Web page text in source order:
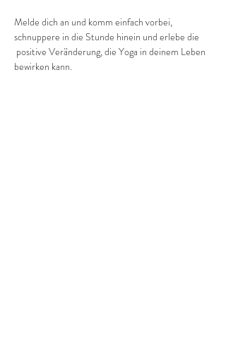
Melde dich an und komm einfach vorbei,
schnuppere in die Stunde hinein und erlebe die
positive Veränderung, die Yoga in deinem Leben
bewirken kann.